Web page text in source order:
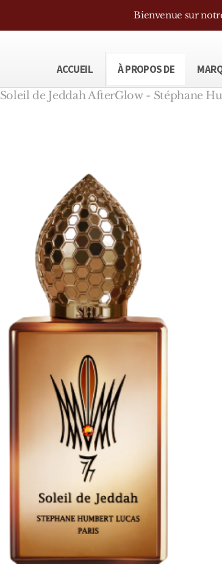
Bienvenue sur
ACCUEIL À PROPOS DE
Soleil de Jeddah AfterGlow - Stéphane